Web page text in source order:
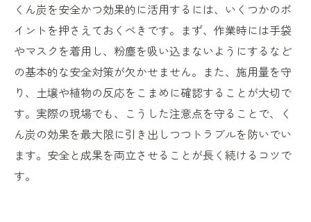
くん炭を安全かつ効果的に活用するには、いくつかのポ
イントを押さえておくべきです。まず、作業時には手袋
やマスクを着用し、粉塵を吸い込まないようにするなど
の基本的な安全対策が欠かせません。また、施用量を守
り、土壌や植物の反応をこまめに確認することが大切で
す。実際の現場でも、こうした注意点を守ることで、く
ん炭の効果を最大限に引き出しつつトラブルを防いでい
ます。安全と成果を両立させることが長く続けるコツで
す。